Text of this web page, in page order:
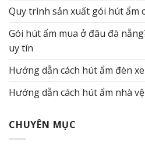
Quy trình sản xuất gói hút ẩm
Gói hút ẩm mua ở đâu đà
uy tín
Hướng dẫn cách hút ẩm đèn
Hướng dẫn cách hút ẩm nhà
CHUYÊN MỤC